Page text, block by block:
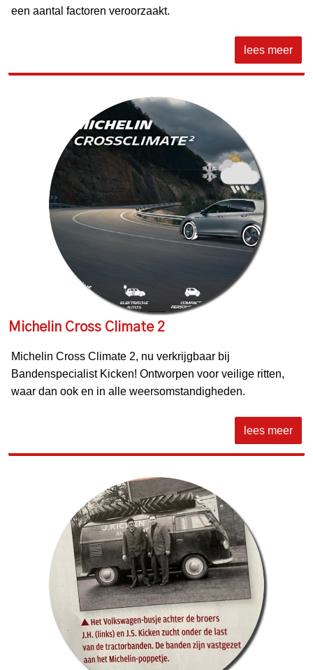
een aantal factoren veroorzaakt.
lees meer
Michelin Cross Climate 2
Michelin Cross Climate 2, nu verkrijgbaar bij
Bandenspecialist Kicken! Ontworpen voor veilige ritten,
waar dan ook en in alle weersomstandigheden.
lees meer